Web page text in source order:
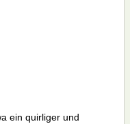
ein quirliger und